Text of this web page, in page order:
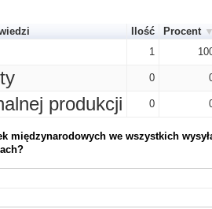
Ilość
Procent
1
0
produkcji 0
międzynarodowych we wszystkich